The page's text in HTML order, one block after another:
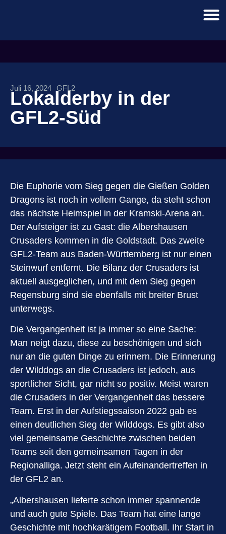
Juli 16, 2024 GFL2
Lokalderby in der
GFL2-Süd
Die Euphorie vom Sieg gegen die Gießen Golden
Dragons ist noch in vollem Gange, da steht schon
das nächste Heimspiel in der Kramski-Arena an.
Der Aufsteiger ist zu Gast: die Albershausen
Crusaders kommen in die Goldstadt. Das zweite
GFL2-Team aus Baden-Württemberg ist nur einen
Steinwurf entfernt. Die Bilanz der Crusaders ist
aktuell ausgeglichen, und mit dem Sieg gegen
Regensburg sind sie ebenfalls mit breiter Brust
unterwegs.
Die Vergangenheit ist ja immer so eine Sache:
Man neigt dazu, diese zu beschönigen und sich
nur an die guten Dinge zu erinnern. Die Erinnerung
der Wilddogs an die Crusaders ist jedoch, aus
sportlicher Sicht, gar nicht so positiv. Meist waren
die Crusaders in der Vergangenheit das bessere
Team. Erst in der Aufstiegssaison 2022 gab es
einen deutlichen Sieg der Wilddogs. Es gibt also
viel gemeinsame Geschichte zwischen beiden
Teams seit den gemeinsamen Tagen in der
Regionalliga. Jetzt steht ein Aufeinandertreffen in
der GFL2 an.
„Albershausen lieferte schon immer spannende
und auch gute Spiele. Das Team hat eine lange
Geschichte mit hochkarätigem Football. Ihr Start in